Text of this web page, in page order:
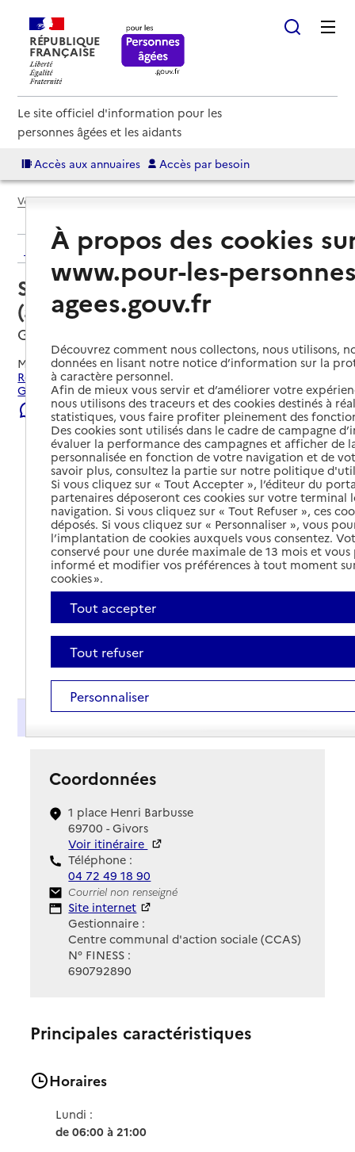
RÉPUBLIQUE
FRANÇAISE
Le site officiel d'information pour les
personnes âgées et les aidants
Accès aux annuaires Accès par besoin
Voir le fil d’Ariane
Retour aux résultats de l'annuaire
Service autonomie à domicile
(aide) – Services du CCAS
Givors, METROPOLE DE LYON
Mis à jour le03/08/2026
Rechercher les établissements et services autour de
Givors.
Signaler une erreur
Présentation
Coordonnées
1 place Henri Barbusse
69700 - Givors
Voir itinéraire
Téléphone :
04 72 49 18 90
Contact
Courriel non renseigné
Site Internet
Site internet
Gestionnaire :
Centre communal d'action sociale (CCAS)
N° FINESS :
690792890
Principales caractéristiques
Horaires
Lundi :
de 06:00 à 21:00
À propos des cookies
www.pour-les-
agees.gouv.fr
Découvrez comment nous collectons, nous utilisons,
données en lisant notre notice d’information sur la
à caractère personnel.
Afin de mieux vous servir et d’améliorer votre
nous utilisons des traceurs et des cookies destinés à
statistiques, vous faire profiter pleinement des
Des cookies sont utilisés dans le cadre de campagne
évaluer la performance des campagnes et afficher de
personnalisée en fonction de votre navigation et de
savoir plus, consultez la partie sur notre politique
Si vous cliquez sur « Tout Accepter », l’éditeur du
partenaires déposeront ces cookies sur votre terminal
navigation. Si vous cliquez sur « Tout Refuser », ces
déposés. Si vous cliquez sur « Personnaliser », vous
l’implantation de cookies auxquels vous consentez.
conservé pour une durée maximale de 13 mois et
informé et modifier vos préférences à tout moment
cookies ».
Tout accepter
Tout refuser
Personnaliser